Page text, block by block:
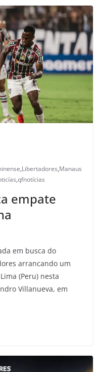
,Libertadores,Manaus
,qfnotícias
empate
em busca do
arrancando um
(Peru) nesta
Villanueva, em